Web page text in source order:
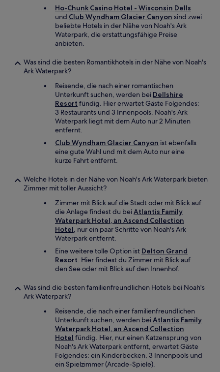
Ho-Chunk Casino Hotel - Wisconsin Dells
und Club Wyndham Glacier Canyon sind zwei
beliebte Hotels in der Nähe von Noah's Ark
Waterpark, die erstattungsfähige Preise
anbieten.
Was sind die besten Romantikhotels in der Nähe von Noah's
Ark Waterpark?
Reisende, die nach einer romantischen
Unterkunft suchen, werden bei Dellshire
Resort fündig. Hier erwartet Gäste Folgendes:
3 Restaurants und 3 Innenpools. Noah's Ark
Waterpark liegt mit dem Auto nur 2 Minuten
entfernt.
Club Wyndham Glacier Canyon ist ebenfalls
eine gute Wahl und mit dem Auto nur eine
kurze Fahrt entfernt.
Welche Hotels in der Nähe von Noah's Ark Waterpark bieten
Zimmer mit toller Aussicht?
Zimmer mit Blick auf die Stadt oder mit Blick auf
die Anlage findest du beiAtlantis Family
Waterpark Hotel, an Ascend Collection
Hotel, nur ein paar Schritte von Noah's Ark
Waterpark entfernt.
Eine weitere tolle Option ist Delton Grand
Resort. Hier findest du Zimmer mit Blick auf
den See oder mit Blick auf den Innenhof.
Was sind die besten familienfreundlichen Hotels bei Noah's
Ark Waterpark?
Reisende, die nach einer familienfreundlichen
Unterkunft suchen, werden beiAtlantis Family
Waterpark Hotel, an Ascend Collection
Hotel fündig. Hier, nur einen Katzensprung von
Noah's Ark Waterpark entfernt, erwartet Gäste
Folgendes: ein Kinderbecken, 3 Innenpools und
ein Spielzimmer (Arcade-Spiele).